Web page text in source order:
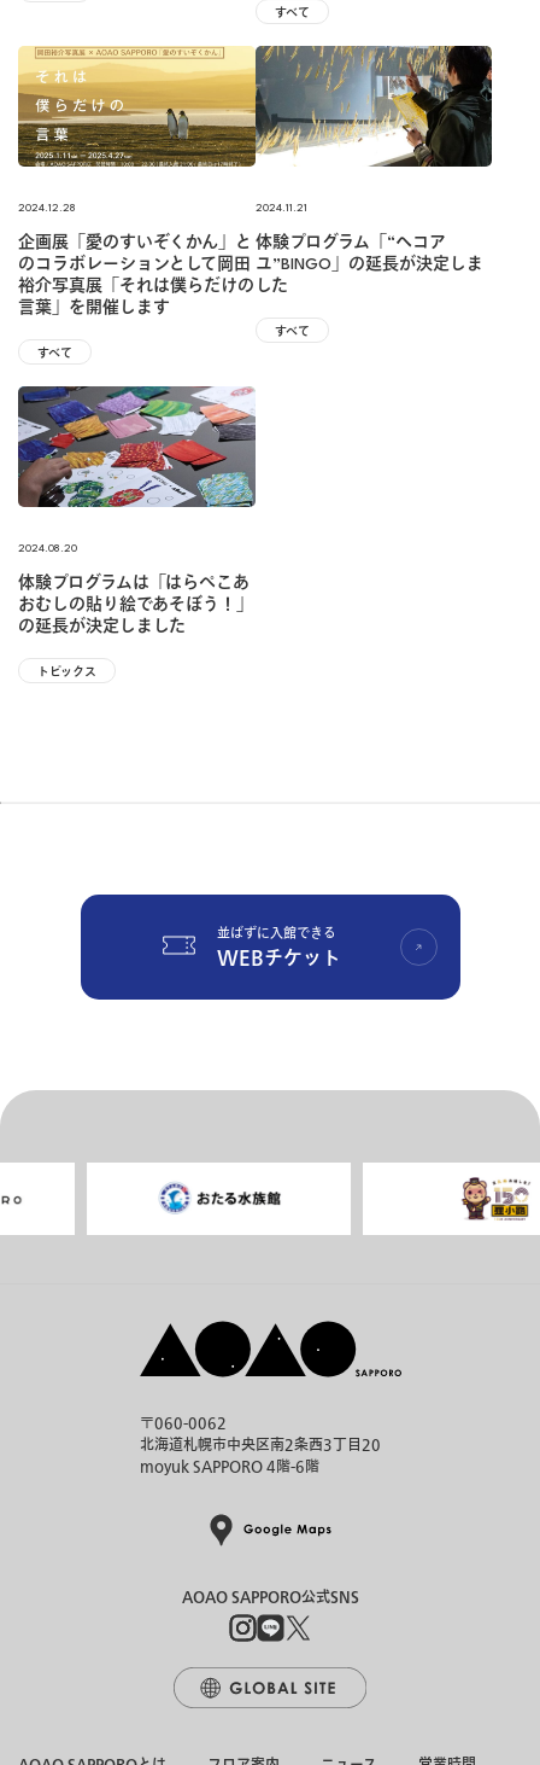
すべて
2024.12.28
企画展「愛のすいぞくかん」と
のコラボレーションとして岡田
裕介写真展「それは僕らだけの
言葉」を開催します
すべて
2024.11.21
体験プログラム「“ヘコア
ユ”BINGO」の延長が決定しま
した
すべて
2024.08.20
体験プログラムは「はらぺこあ
おむしの貼り絵であそぼう！」
の延長が決定しました
トピックス
並ばずに入館できる
WEBチケット
〒060-0062
北海道札幌市中央区南2条西3丁目20
moyuk SAPPORO 4階-6階
AOAO SAPPORO公式SNS